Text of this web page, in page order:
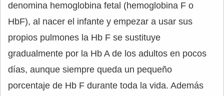
denomina hemoglobina fetal (hemoglobina F o
HbF), al nacer el infante y empezar a usar sus
propios pulmones la Hb F se sustituye
gradualmente por la Hb A de los adultos en pocos
días, aunque siempre queda un pequeño
porcentaje de Hb F durante toda la vida. Además